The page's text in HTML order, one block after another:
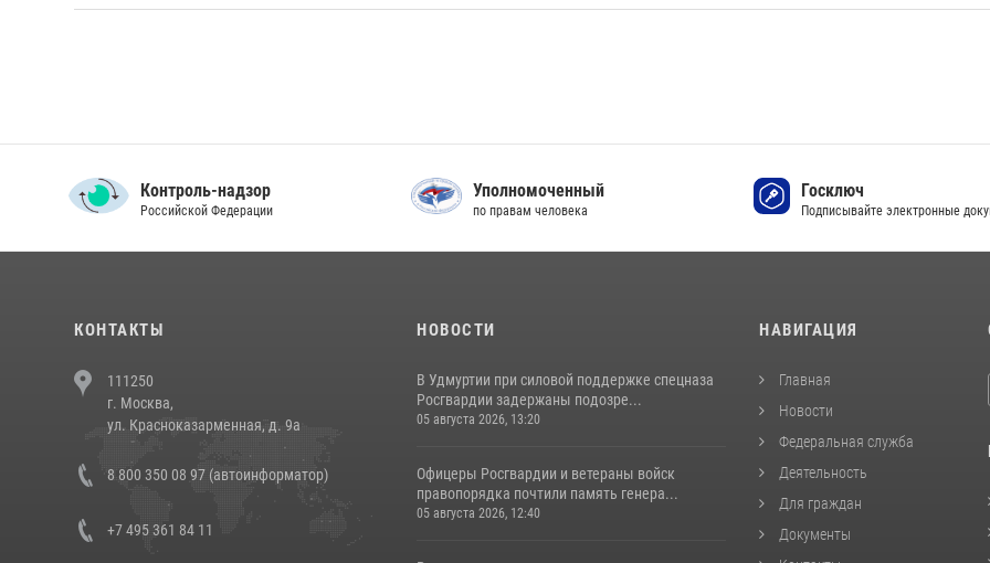
Контроль-надзор
Российской Федерации
Уполномоченный
по правам человека
Госключ
Подписывайте электронные
КОНТАКТЫ
111250
г. Москва,
ул. Красноказарменная, д. 9а
8 800 350 08 97 (автоинформатор)
+7 495 361 84 11
НОВОСТИ
В Удмуртии при силовой поддержке спецназа
Росгвардии задержаны подозре...
05 августа 2026, 13:20
Офицеры Росгвардии и ветераны войск
правопорядка почтили память генера...
05 августа 2026, 12:40
НАВИГАЦИЯ
Главная
Новости
Федеральная служба
Деятельность
Для граждан
Документы